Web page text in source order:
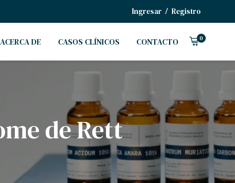
Ingresar / Registro
ACERCA DE CASOS CLÍNICOS CONTACTO 0
de Rett